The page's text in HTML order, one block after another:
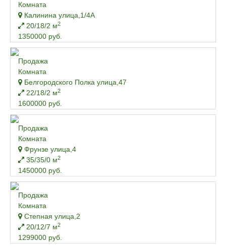
Комната
Калинина улица,1/4А
20/18/2 м2
1350000 руб.
Продажа
Комната
Белгородского Полка улица,47
22/18/2 м2
1600000 руб.
Продажа
Комната
Фрунзе улица,4
35/35/0 м2
1450000 руб.
Продажа
Комната
Степная улица,2
20/12/7 м2
1299000 руб.